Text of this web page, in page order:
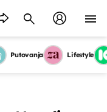
Putovanja Lifestyle